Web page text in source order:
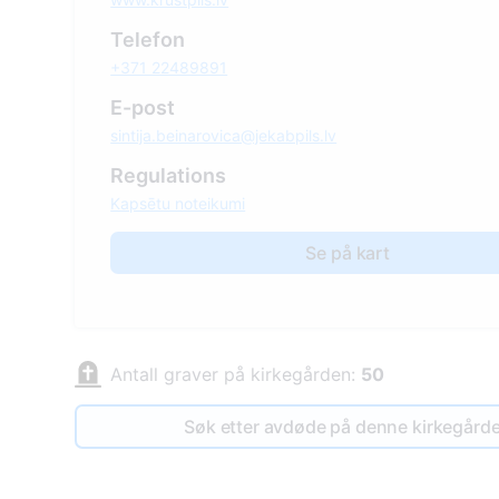
Telefon
+371 22489891
E-post
sintija.beinarovica@jekabpils.lv
Regulations
Kapsētu noteikumi
Se på kart
Antall graver på kirkegården: 50
Søk etter avdøde på denne